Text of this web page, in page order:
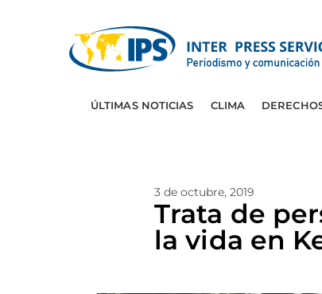
ÚLTIMAS NOTICIAS CLIMA
3 de octubre, 2019
Trata de
la vida en